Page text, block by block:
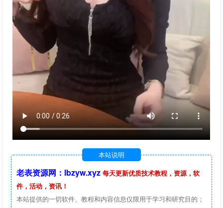
本站说明
老表资源网：lbzyw.xyz 每天更新优质技术教程，资源，软
件，活动，资讯！
本站提供的一切软件、教程和内容信息仅限用于学习和研究目的；